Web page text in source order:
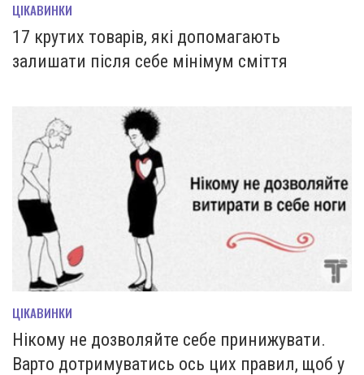
ЦІКАВИНКИ
17 крутих товарів, які допомагають
залишати після себе мінімум сміття
ЦІКАВИНКИ
Нікому не дозволяйте себе принижувати.
Варто дотримуватись ось цих правил, щоб у